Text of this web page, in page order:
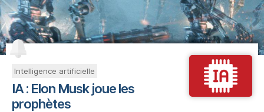
Intelligence artificielle
IA : Elon Musk joue les
prophètes